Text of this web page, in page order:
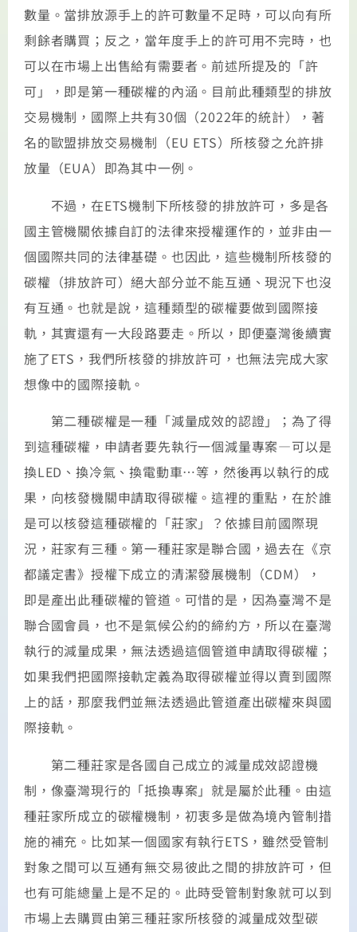
數量。當排放源手上的許可數量不足時，可以向有所
剩餘者購買；反之，當年度手上的許可用不完時，也
可以在市場上出售給有需要者。前述所提及的「許
可」，即是第一種碳權的內涵。目前此種類型的排放
交易機制，國際上共有30個（2022年的統計），著
名的歐盟排放交易機制（EU ETS）所核發之允許排
放量（EUA）即為其中一例。
不過，在ETS機制下所核發的排放許可，多是各
國主管機關依據自訂的法律來授權運作的，並非由一
個國際共同的法律基礎。也因此，這些機制所核發的
碳權（排放許可）絕大部分並不能互通、現況下也沒
有互通。也就是說，這種類型的碳權要做到國際接
軌，其實還有一大段路要走。所以，即便臺灣後續實
施了ETS，我們所核發的排放許可，也無法完成大家
想像中的國際接軌。
第二種碳權是一種「減量成效的認證」；為了得
到這種碳權，申請者要先執行一個減量專案—可以是
換LED、換冷氣、換電動車…等，然後再以執行的成
果，向核發機關申請取得碳權。這裡的重點，在於誰
是可以核發這種碳權的「莊家」？依據目前國際現
況，莊家有三種。第一種莊家是聯合國，過去在《京
都議定書》授權下成立的清潔發展機制（CDM），
即是產出此種碳權的管道。可惜的是，因為臺灣不是
聯合國會員，也不是氣候公約的締約方，所以在臺灣
執行的減量成果，無法透過這個管道申請取得碳權；
如果我們把國際接軌定義為取得碳權並得以賣到國際
上的話，那麼我們並無法透過此管道產出碳權來與國
際接軌。
第二種莊家是各國自己成立的減量成效認證機
制，像臺灣現行的「抵換專案」就是屬於此種。由這
種莊家所成立的碳權機制，初衷多是做為境內管制措
施的補充。比如某一個國家有執行ETS，雖然受管制
對象之間可以互通有無交易彼此之間的排放許可，但
也有可能總量上是不足的。此時受管制對象就可以到
市場上去購買由第三種莊家所核發的減量成效型碳